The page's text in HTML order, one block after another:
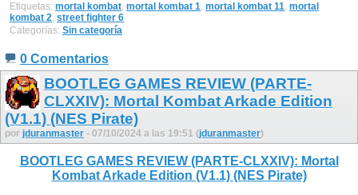
Etiquetas: mortal kombat, mortal kombat 1, mortal kombat 11, mortal
kombat 2, street fighter 6
Categorías: Sin categoría
0 Comentarios
BOOTLEG GAMES REVIEW (PARTE-
CLXXIV): Mortal Kombat Arkade Edition
(V1.1) (NES Pirate)
por jduranmaster - 07/10/2024 a las 19:51 (jduranmaster)
BOOTLEG GAMES REVIEW (PARTE-CLXXIV): Mortal
Kombat Arkade Edition (V1.1) (NES Pirate)